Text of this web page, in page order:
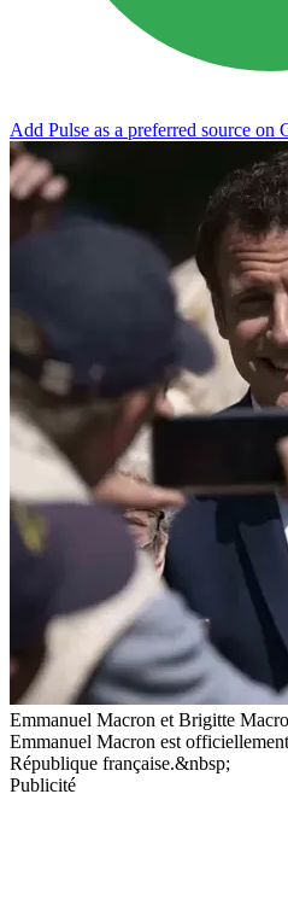
Add Pulse as a preferred source on
Emmanuel Macron et Brigitte
Emmanuel Macron est
République française.&nbsp;
Publicité